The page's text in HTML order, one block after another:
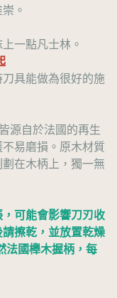
。
一點凡士林。
具能做為很好的施
源自於法國的再生
易磨損。原木材質
在木柄上，獨一無
可能會影響刀刃收
擦乾，並放置乾燥
法國櫸木握柄，每